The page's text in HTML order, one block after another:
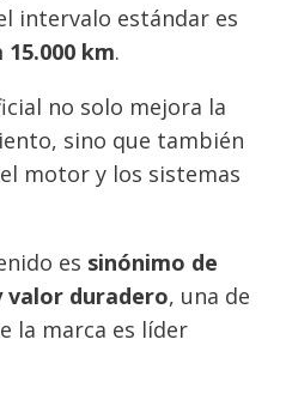
intervalo estándar es
km.
no solo mejora la
sino que también
motor y los sistemas
es sinónimo de
valor duradero, una de
la marca es líder